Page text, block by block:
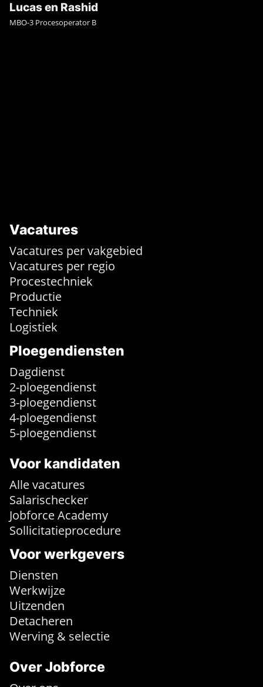
Lucas en Rashid
MBO-3 Procesoperator B
Vacatures
Vacatures per vakgebied
Vacatures per regio
Procestechniek
Productie
Techniek
Logistiek
Ploegendiensten
Dagdienst
2-ploegendienst
3-ploegendienst
4-ploegendienst
5-ploegendienst
Voor kandidaten
Alle vacatures
Salarischecker
Jobforce Academy
Sollicitatieprocedure
Voor werkgevers
Diensten
Werkwijze
Uitzenden
Detacheren
Werving & selectie
Over Jobforce